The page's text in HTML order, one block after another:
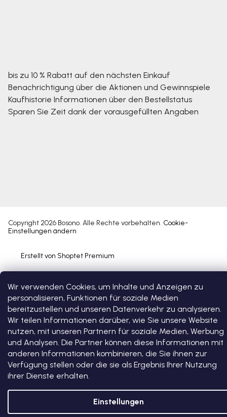
Wir verwenden Cookies, um Inhalte und Anzeigen zu
personalisieren, Funktionen für soziale Medien
bereitzustellen und unseren Datenverkehr zu analysieren.
Wir teilen Informationen darüber, wie Sie unsere Website
nutzen, mit unseren Partnern für soziale Medien, Werbung
und Analysen. Die Partner können diese Informationen mit
anderen Informationen kombinieren, die Sie ihnen zur
Verfügung stellen oder die sie als Ergebnis Ihrer Nutzung
ihrer Dienste erhalten.
Einstellungen
bis zu 10 % Rabatt auf den nächsten Einkauf
Benachrichtigung über die Aktionen und Gewinnspiele
Kaufhistorie Informationen über den Bestellstatus
Sparen Sie Zeit dank der vorausgefüllten Angaben
Erstellt von Shoptet Premium
Copyright 2026 Bosono. Alle Rechte vorbehalten. Cookie-
Einstellungen ändern